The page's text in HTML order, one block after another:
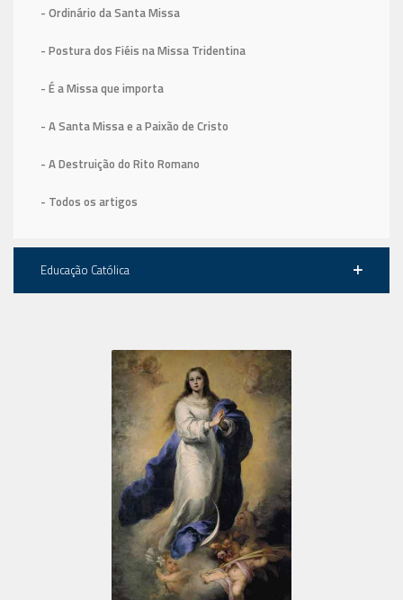
- Ordinário da Santa Missa
- Postura dos Fiéis na Missa Tridentina
- É a Missa que importa
- A Santa Missa e a Paixão de Cristo
- A Destruição do Rito Romano
- Todos os artigos
Educação Católica